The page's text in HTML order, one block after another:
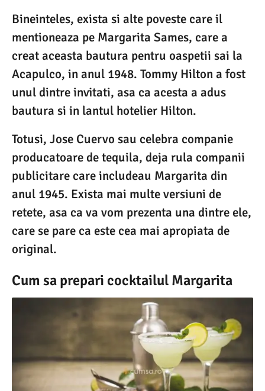
Bineinteles, exista si alte poveste care il
mentioneaza pe Margarita Sames, care a
creat aceasta bautura pentru oaspetii sai la
Acapulco, in anul 1948. Tommy Hilton a fost
unul dintre invitati, asa ca acesta a adus
bautura si in lantul hotelier Hilton.
Totusi, Jose Cuervo sau celebra companie
producatoare de tequila, deja rula companii
publicitare care includeau Margarita din
anul 1945. Exista mai multe versiuni de
retete, asa ca va vom prezenta una dintre ele,
care se pare ca este cea mai apropiata de
original.
Cum sa prepari cocktailul Margarita